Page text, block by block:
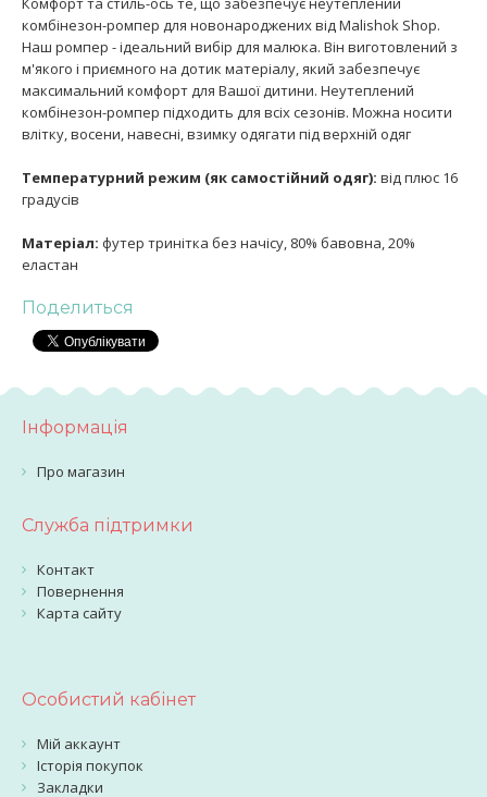
комбінезон-ромпер для новонароджених від Malishok Shop.
Наш ромпер - ідеальний вибір для малюка. Він виготовлений з
м'якого і приємного на дотик матеріалу, який забезпечує
максимальний комфорт для Вашої дитини. Неутеплений
комбінезон-ромпер підходить для всіх сезонів. Можна носити
влітку, восени, навесні, взимку одягати під верхній одяг
Температурний режим (як самостійний одяг): від плюс 16
градусів
Матеріал: футер тринітка без начісу, 80% бавовна, 20%
еластан
Поделиться
Інформація
Про магазин
Служба підтримки
Контакт
Повернення
Карта сайту
Особистий кабінет
Мій аккаунт
Історія покупок
Закладки